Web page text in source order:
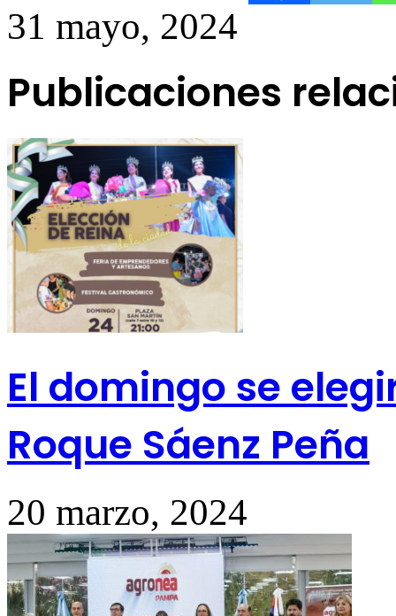
31 mayo, 2024
Publicaciones
El domingo se
Roque Sáenz Peña
20 marzo, 2024